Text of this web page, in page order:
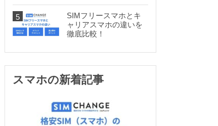
SIMフリースマホとキ
ャリアスマホの違いを
徹底比較！
スマホの新着記事